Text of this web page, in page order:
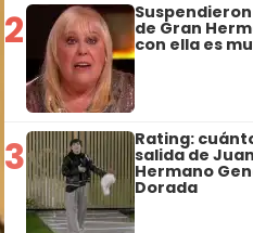
2 de Gran
con ella es
3 Rating:
salida de
Hermano
Dorada